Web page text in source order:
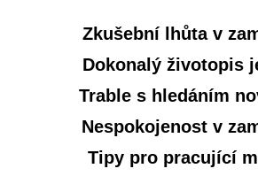
Zkušební lhůta v
Dokonalý životopis
Trable s hledáním
Nespokojenost v
Tipy pro pracující